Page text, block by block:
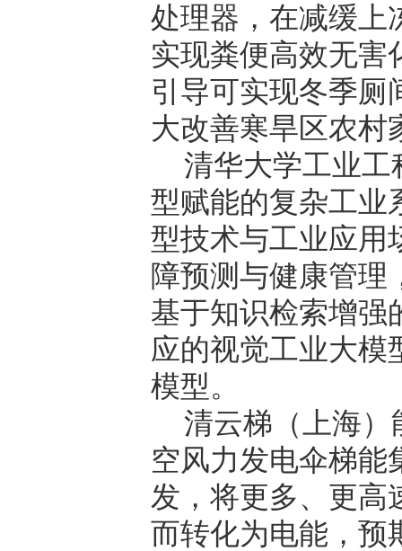
处理器，在减缓上
实现粪便高效无害
引导可实现冬季厕
大改善寒旱区农村
清华大学工业
型赋能的复杂工业
型技术与工业应用
障预测与健康管理
基于知识检索增强
应的视觉工业大模
模型。
清云梯（上海
空风力发电伞梯能
发，将更多、更高
而转化为电能，预